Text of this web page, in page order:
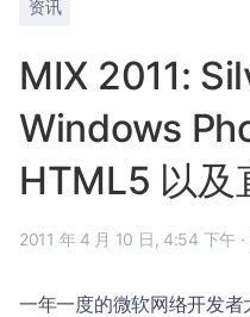
资讯
MIX 2011:
Windows
HTML5 以及
2011 年 4 月 10 日, 4:54 下午 ·
一年一度的微软网络开发者